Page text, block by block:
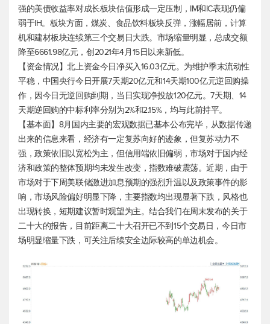
强的美债收益率对成长板块估值形成一定压制，IM和IC表现仍偏
弱于IH。板块方面，煤炭、食品饮料板块反弹，涨幅居前，计算
机和建材板块连续第三个交易日大跌。市场缩量明显，总成交额
降至6661.98亿元，创2021年4月15日以来新低。
【资金情况】北上资金今日净买入16.03亿元。为维护季末流动性
平稳，中国央行今日开展7天期20亿元和14天期100亿元逆回购操
作，因今日无逆回购到期，当日实现净投放120亿元。7天期、14
天期逆回购的中标利率分别为2%和2.15%，均与此前持平。
【基本面】8月国内主要的宏观数据已基本公布完毕，从数据传递
出来的信息来看，经济有一定复苏向好的迹象，但复苏动力不
强，政策依旧以宽松为主，但信用端依旧偏弱，市场对于国内经
济和政策的整体预期均未发生改变，指数难破震荡。近期，由于
市场对于下周美联储激进加息预期的强烈升温以及政策事件的影
响，市场风险偏好明显下降，主要指数均出现显著下跌，风格也
出现转换，短期建议暂时观望为主。结合我们在周末发布的关于
二十大的报告，目前距离二十大召开已不到15个交易日，今日市
场明显缩量下跌，可关注后续安全边际较高的单边机会。